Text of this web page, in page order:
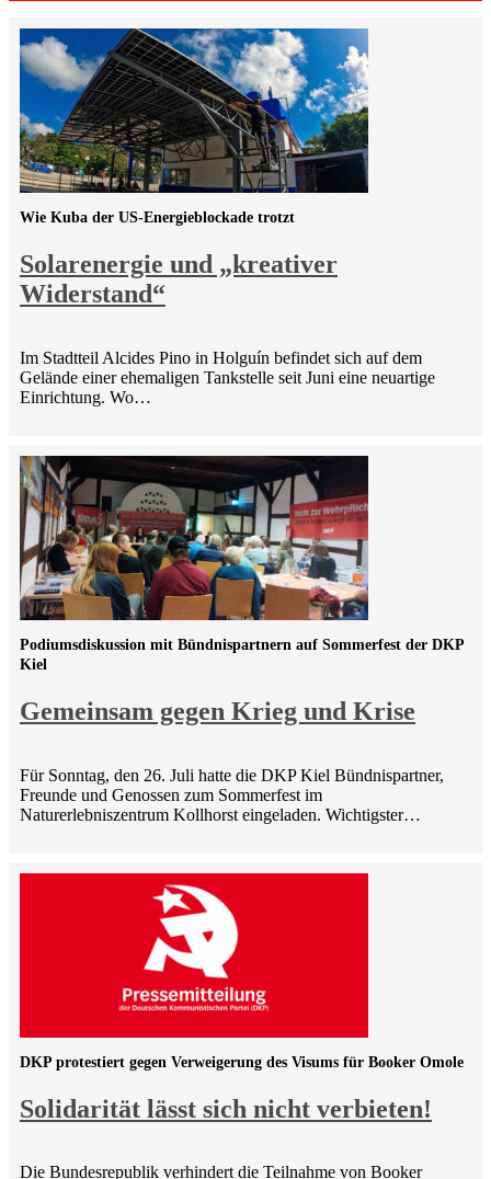
Solarenergie und „kreativer
Widerstand“
Wie Kuba der US-Energieblockade trotzt
Im Stadtteil Alcides Pino in Holguín befindet sich auf dem
Gelände einer ehemaligen Tankstelle seit Juni eine neuartige
Einrichtung. Wo…
Gemeinsam gegen Krieg und Krise
Podiumsdiskussion mit Bündnispartnern auf Sommerfest der DKP
Kiel
Für Sonntag, den 26. Juli hatte die DKP Kiel Bündnispartner,
Freunde und Genossen zum Sommerfest im
Naturerlebniszentrum Kollhorst eingeladen. Wichtigster…
Solidarität lässt sich nicht verbieten!
DKP protestiert gegen Verweigerung des Visums für Booker Omole
Die Bundesrepublik verhindert die Teilnahme von Booker